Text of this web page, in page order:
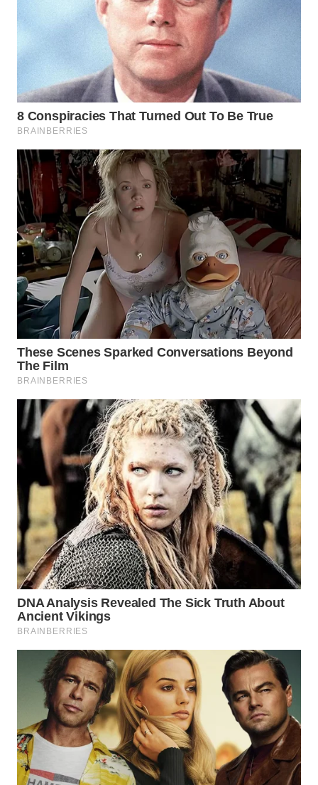
BINJAI
WN
CIREBON
WN
INDRAMAYU
WN
KUNINGAN
WN
MAJALENGKA
WN
SUBANG
WN
SUKABUMI
WN
PURWAKARTA
WN
PRIANGAN
TIMUR
WN
SEMARANG
WN
SOLO
WN
BOROBUDUR
WN
MADURA
WN